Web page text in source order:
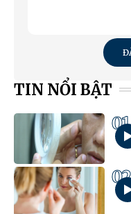
TIN NỔI BẬT
01
02